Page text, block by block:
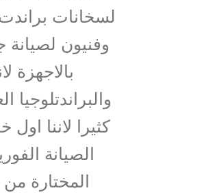
لسخانات
وفنيون
بالاجهزة
كثيرا لاننا
الصيانة
المختارة